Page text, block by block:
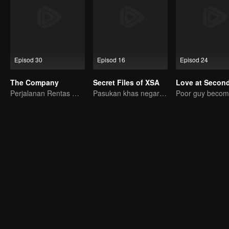
Episod 30
The Company
Perjalanan Rentas Masa
Episod 16
Secret Files of XSA
Pasukan khas negara tumpaskan komplot pengintipan
Episod 24